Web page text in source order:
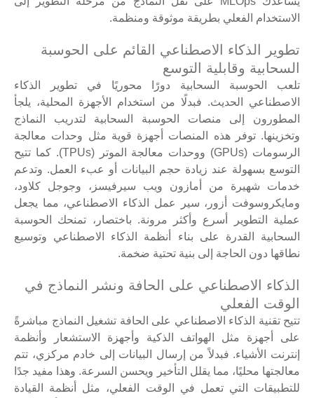
الاستخدام الفعلي بطريقة موثوقة ومنظمة.
تطوير الذكاء الاصطناعي القائم على الحوسبة
السحابية وقابلية التوسع
تلعب الحوسبة السحابية دورًا محوريًا في تطوير الذكاء
الاصطناعي الحديث. فبدلًا من استخدام الأجهزة المحلية، يلجأ
المطورون إلى منصات الحوسبة السحابية لتدريب النماذج
وتخزينها. توفر هذه المنصات أجهزة قوية مثل وحدات معالجة
الرسومات (GPUs) ووحدات معالجة الموتر (TPUs). كما تتيح
التوسع بسهولة عند زيادة حجم البيانات أو عبء العمل. وتدعم
خدمات شهيرة من أمازون ويب سيرفيسز، وجوجل كلاود،
ومايكروسوفت أزور، سير عمل الذكاء الاصطناعي، مما يجعل
عملية التطوير أسرع وأكثر مرونة. باختصار، تمنحك الحوسبة
السحابية القدرة على بناء أنظمة الذكاء الاصطناعي وتوسيع
نطاقها دون الحاجة إلى بنية تحتية ضخمة.
الذكاء الاصطناعي على الحافة ونشر النماذج في
الوقت الفعلي
تتيح تقنية الذكاء الاصطناعي على الحافة تشغيل النماذج مباشرةً
على أجهزة مثل الهواتف الذكية وأجهزة الاستشعار وأنظمة
إنترنت الأشياء. فبدلاً من إرسال البيانات إلى خادم مركزي، تتم
معالجتها محليًا، مما يقلل التأخير ويحسن السرعة. وهذا مفيد جدًا
للتطبيقات التي تعمل في الوقت الفعلي، مثل أنظمة القيادة